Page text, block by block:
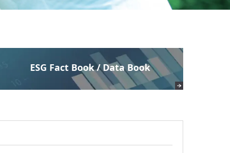
ESG Fact Book / Data Book